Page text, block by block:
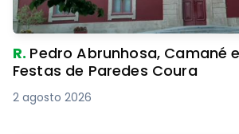
R. Pedro Abrunhosa, Camané
Festas de Paredes Coura
2 agosto 2026